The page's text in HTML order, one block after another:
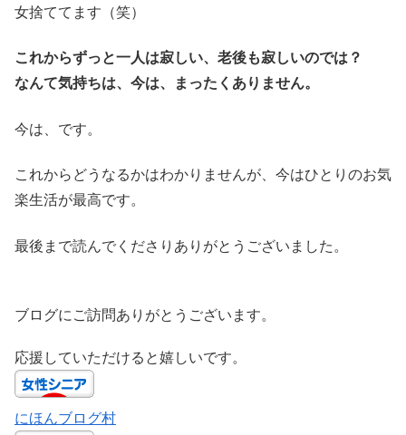
女捨ててます（笑）
これからずっと一人は寂しい、老後も寂しいのでは？
なんて気持ちは、今は、まったくありません。
今は、です。
これからどうなるかはわかりませんが、今はひとりのお気
楽生活が最高です。
最後まで読んでくださりありがとうございました。
ブログにご訪問ありがとうございます。
応援していただけると嬉しいです。
にほんブログ村